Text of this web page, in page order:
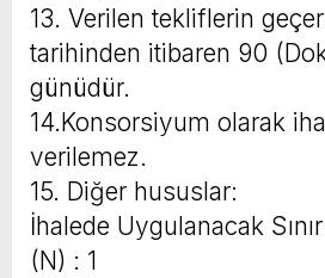
13. Verilen tekliflerin
tarihinden itibaren 90
günüdür.
14.Konsorsiyum olarak
verilemez.
15. Diğer hususlar:
İhalede Uygulanacak
(N) : 1